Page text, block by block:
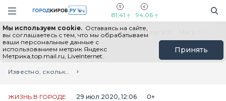
Навигация сайта
81,41 94,06
Мы используем cookie. Оставаясь на сайте,
вы соглашаетесь с тем, что мы обрабатываем
ваши персональные данные с
использованием метрик Яндекс
Метрика,top.mail.ru, LiveInternet.
Принять
Выборы - 2026 Все новости Мы в Telegram
Главная
Лента новостей
Известно, сколько жителям Кировской области придется платить за газ с августа
ЖИЗНЬ В ГОРОДЕ 29 июл 2020, 12:06 0+